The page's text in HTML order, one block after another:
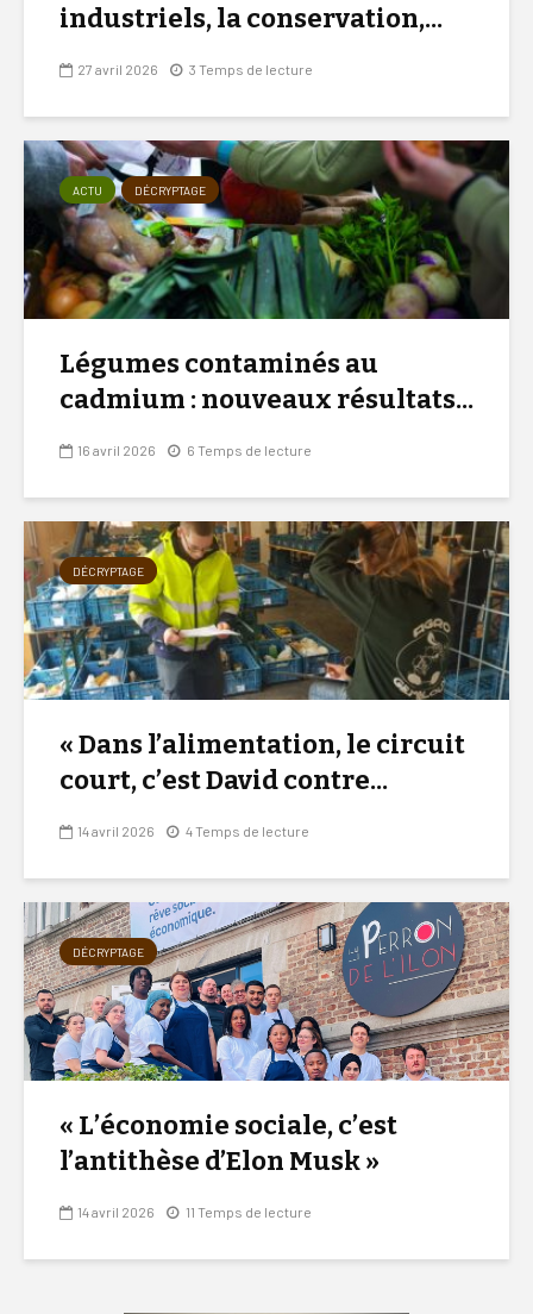
industriels, la conservation,...
27 avril 2026 3 Temps de lecture
ACTU DÉCRYPTAGE
Légumes contaminés au
cadmium : nouveaux résultats...
16 avril 2026 6 Temps de lecture
DÉCRYPTAGE
« Dans l’alimentation, le circuit
court, c’est David contre...
14 avril 2026 4 Temps de lecture
DÉCRYPTAGE
« L’économie sociale, c’est
l’antithèse d’Elon Musk »
14 avril 2026 11 Temps de lecture